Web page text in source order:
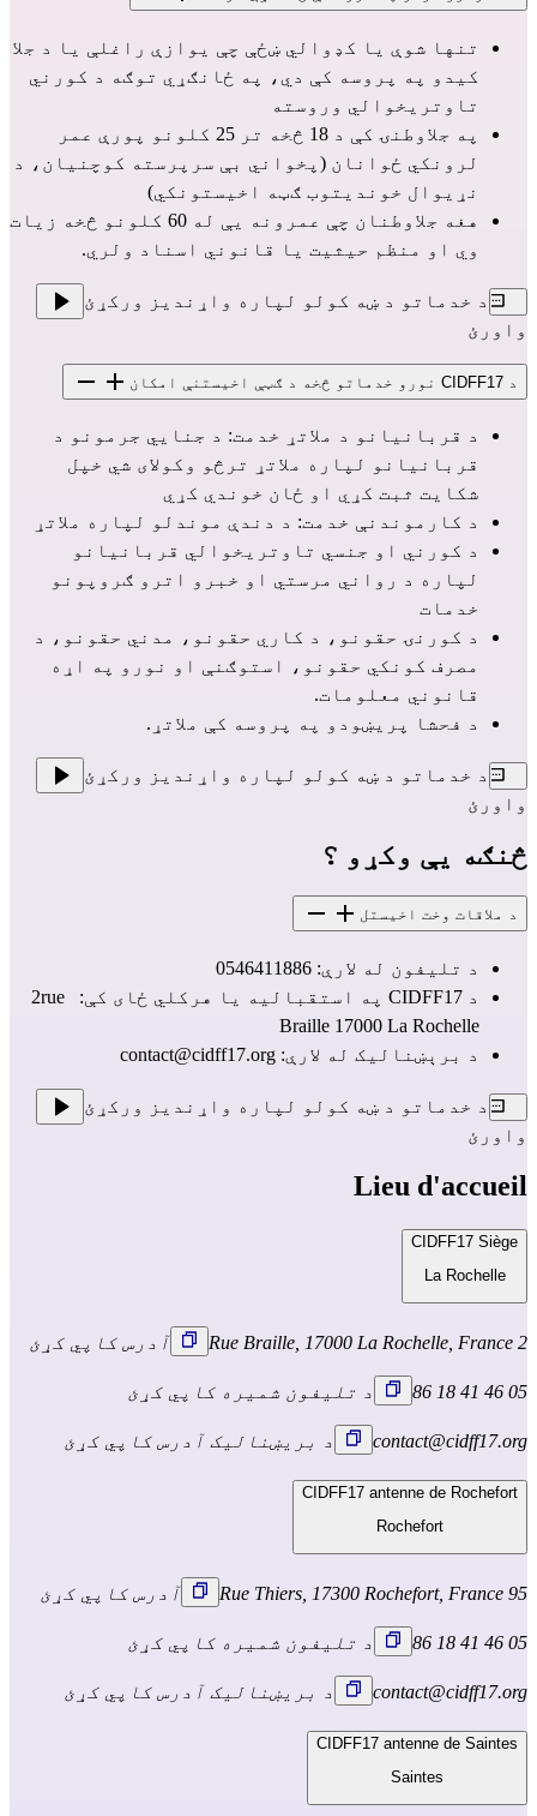
تاوتریخوالي وروسته
نړیوال خوندیتوب ګټه اخیستونکي)
وي او منظم حیثیت یا قانوني اسناد ولري.
د خدماتو د ښه کولو لپاره واړندیز ورکړئ
واورئ
د CIDFF17 نورو خدماتو څخه د ګټې اخیستنې امکان
شکایت ثبت کړي او ځان خوندي کړي
د کارموندنې خدمت: د دندې موندلو لپاره ملاتړ
خدمات
قانوني معلومات.
د فحشا پریښودو په پروسه کې ملاتړ.
د خدماتو د ښه کولو لپاره واړندیز ورکړئ
واورئ
څنګه یې وکړو ؟
د ملاقات وخت اخیستل
د تلیفون له لارې: 0546411886
د CIDFF17 په استقبالیه یا هرکلي ځای کې:  2rue
Braille 17000 La Rochelle
د برېښنالیک له لارې: contact@cidff17.org
د خدماتو د ښه کولو لپاره واړندیز ورکړئ
واورئ
Lieu d'accueil
CIDFF17 Siège
La Rochelle
2 Rue Braille, 17000 La Rochelle, France آدرس کاپي کړئ
05 46 41 18 86 د تلیفون شمیره کاپي کړئ
contact@cidff17.org د بریښنالیک آدرس کاپي کړئ
CIDFF17 antenne de Rochefort
Rochefort
95 Rue Thiers, 17300 Rochefort, France آدرس کاپي کړئ
05 46 41 18 86 د تلیفون شمیره کاپي کړئ
contact@cidff17.org د بریښنالیک آدرس کاپي کړئ
CIDFF17 antenne de Saintes
Saintes